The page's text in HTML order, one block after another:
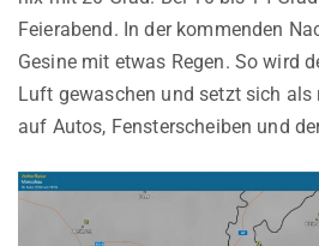
Feierabend. In der kommenden
Gesine mit etwas Regen. So wird
Luft gewaschen und setzt sich als
auf Autos, Fensterscheiben und